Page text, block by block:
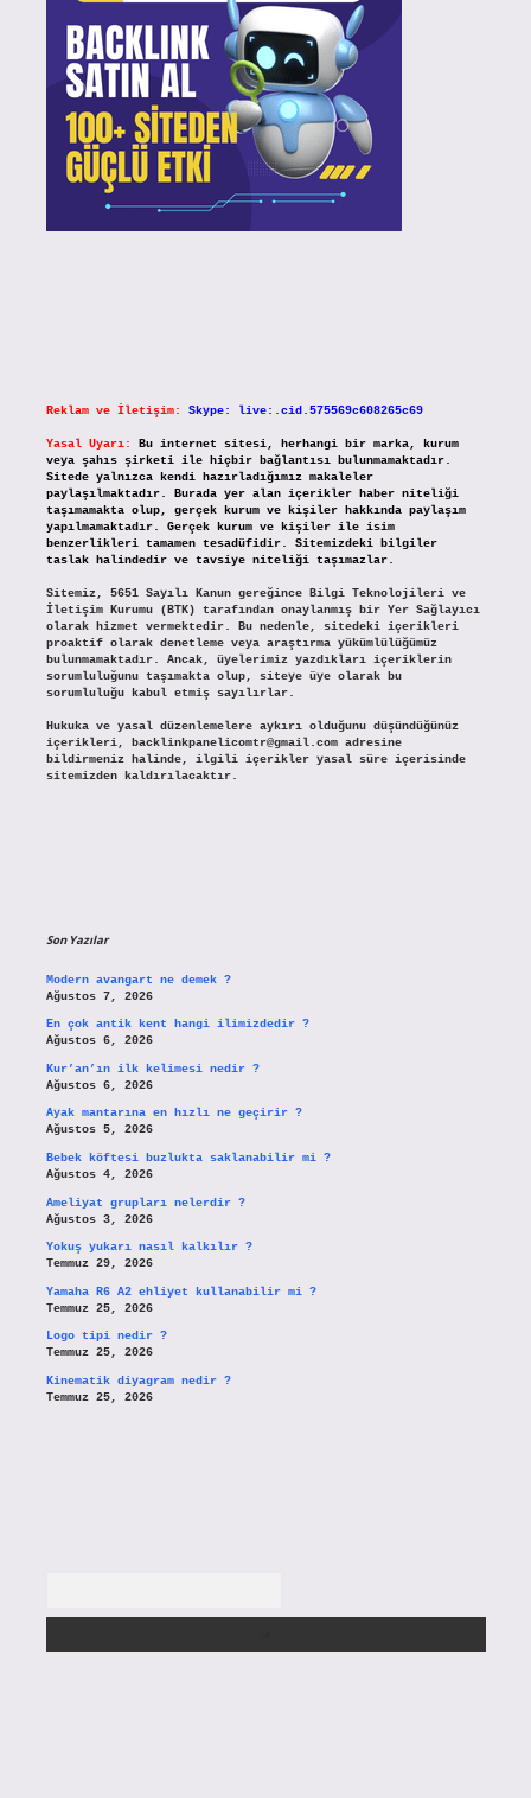
Reklam ve İletişim: Skype: live:.cid.575569c608265c69
Yasal Uyarı:
Bu internet sitesi, herhangi bir marka, kurum
veya şahıs şirketi ile hiçbir bağlantısı bulunmamaktadır.
Sitede yalnızca kendi hazırladığımız makaleler
paylaşılmaktadır. Burada yer alan içerikler haber niteliği
taşımamakta olup, gerçek kurum ve kişiler hakkında paylaşım
yapılmamaktadır. Gerçek kurum ve kişiler ile isim
benzerlikleri tamamen tesadüfidir. Sitemizdeki bilgiler
taslak halindedir ve tavsiye niteliği taşımazlar.
Sitemiz, 5651 Sayılı Kanun gereğince Bilgi Teknolojileri ve
İletişim Kurumu (BTK) tarafından onaylanmış bir Yer Sağlayıcı
olarak hizmet vermektedir. Bu nedenle, sitedeki içerikleri
proaktif olarak denetleme veya araştırma yükümlülüğümüz
bulunmamaktadır. Ancak, üyelerimiz yazdıkları içeriklerin
sorumluluğunu taşımakta olup, siteye üye olarak bu
sorumluluğu kabul etmiş sayılırlar.
Hukuka ve yasal düzenlemelere aykırı olduğunu düşündüğünüz
içerikleri,
backlinkpanelicomtr@gmail.comadresine
bildirmeniz halinde, ilgili içerikler yasal süre içerisinde
sitemizden kaldırılacaktır.
Son Yazılar
Modern avangart ne demek ?
Ağustos 7, 2026
En çok antik kent hangi ilimizdedir ?
Ağustos 6, 2026
Kur’an’ın ilk kelimesi nedir ?
Ağustos 6, 2026
Ayak mantarına en hızlı ne geçirir ?
Ağustos 5, 2026
Bebek köftesi buzlukta saklanabilir mi ?
Ağustos 4, 2026
Ameliyat grupları nelerdir ?
Ağustos 3, 2026
Yokuş yukarı nasıl kalkılır ?
Temmuz 29, 2026
Yamaha R6 A2 ehliyet kullanabilir mi ?
Temmuz 25, 2026
Logo tipi nedir ?
Temmuz 25, 2026
Kinematik diyagram nedir ?
Temmuz 25, 2026